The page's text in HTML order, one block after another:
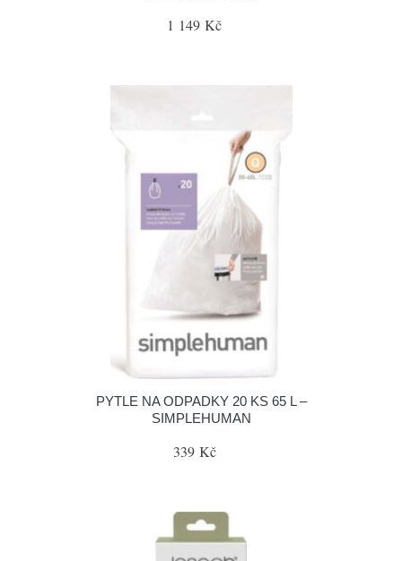
1 149 Kč
PYTLE NA ODPADKY 20 KS 65 L –
SIMPLEHUMAN
339 Kč